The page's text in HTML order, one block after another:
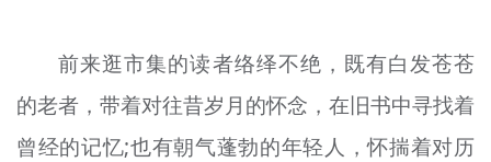
前来逛市集的读者络绎不绝，既有白发苍苍
的老者，带着对往昔岁月的怀念，在旧书中寻找着
曾经的记忆;也有朝气蓬勃的年轻人，怀揣着对历